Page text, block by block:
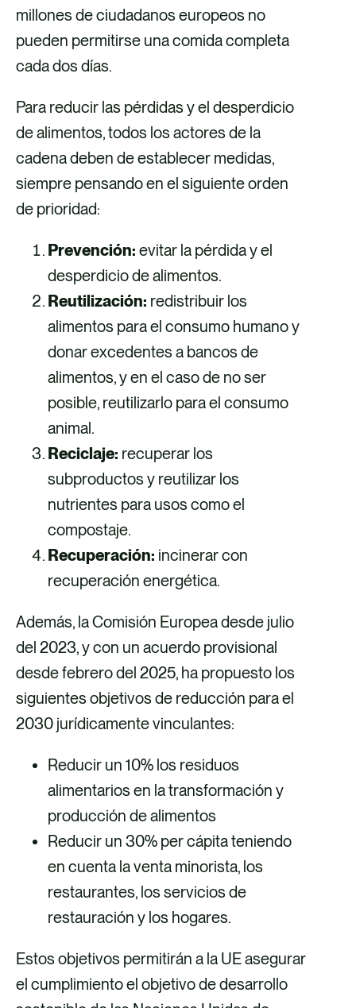
millones de ciudadanos europeos no
pueden permitirse una comida completa
cada dos días.
Para reducir las pérdidas y el desperdicio
de alimentos, todos los actores de la
cadena deben de establecer medidas,
siempre pensando en el siguiente orden
de prioridad:
Prevención: evitar la pérdida y el
desperdicio de alimentos.
Reutilización: redistribuir los
alimentos para el consumo humano y
donar excedentes a bancos de
alimentos, y en el caso de no ser
posible, reutilizarlo para el consumo
animal.
Reciclaje: recuperar los
subproductos y reutilizar los
nutrientes para usos como el
compostaje.
Recuperación: incinerar con
recuperación energética.
Además, la Comisión Europea desde julio
del 2023, y con un acuerdo provisional
desde febrero del 2025, ha propuesto los
siguientes objetivos de reducción para el
2030 jurídicamente vinculantes:
Reducir un 10% los residuos
alimentarios en la transformación y
producción de alimentos
Reducir un 30% per cápita teniendo
en cuenta la venta minorista, los
restaurantes, los servicios de
restauración y los hogares.
Estos objetivos permitirán a la UE asegurar
el cumplimiento el objetivo de desarrollo